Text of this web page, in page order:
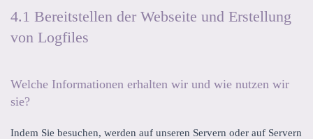
4.1 Bereitstellen der Webseite und Erstellung
von Logfiles
Welche Informationen erhalten wir und wie nutzen wir
sie?
Indem Sie besuchen, werden auf unseren Servern oder auf Servern